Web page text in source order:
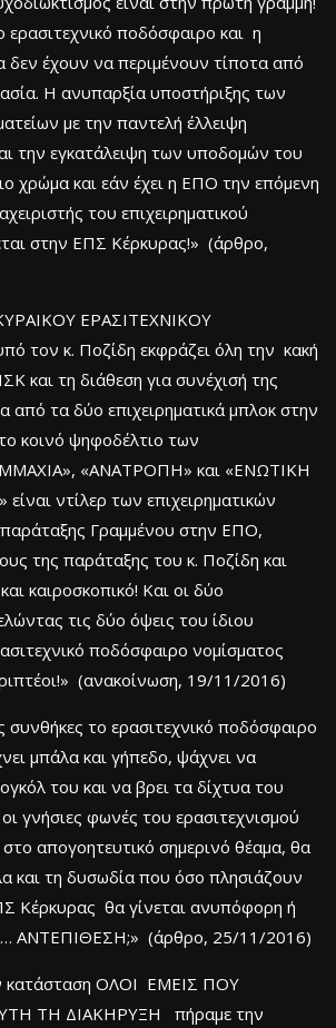
ερασιτεχνικό ποδόσφαιρο και η
δεν έχουν να περιμένουν τίποτα από
Η ανυπαρξία υποστήριξης των
με την παντελή έλλειψη
την εγκατάλειψη των υποδομών του
χρώμα και εάν έχει η ΕΠΟ την επόμενη
του επιχειρηματικού
στην ΕΠΣ Κέρκυρας!» (άρθρο,
ΕΡΑΣΙΤΕΧΝΙΚΟΥ
τον κ. Ποζίδη εκφράζει όλη την κακή
και τη διάθεση για συνέχισή της
από τα δύο επιχειρηματικά μπλοκ στην
κοινό ψηφοδέλτιο των
«ΑΝΑΤΡΟΠΗ» και «ΕΝΩΤΙΚΗ
ντίλερ των επιχειρηματικών
Γραμμένου στην ΕΠΟ,
της παράταξης του κ. Ποζίδη και
καιροσκοπικό! Και οι δύο
τις δύο όψεις του ίδιου
ποδόσφαιρο νομίσματος
(ανακοίνωση, 19/11/2016)
συνθήκες το ερασιτεχνικό ποδόσφαιρο
μπάλα και γήπεδο, ψάχνει να
του και να βρει τα δίχτυα του
γνήσιες φωνές του ερασιτεχνισμού
απογοητευτικό σημερινό θέαμα, θα
και τη δυσωδία που όσο πλησιάζουν
Κέρκυρας θα γίνεται ανυπόφορη ή
ΑΝΤΕΠΙΘΕΣΗ;» (άρθρο, 25/11/2016)
κατάσταση ΟΛΟΙ ΕΜΕΙΣ ΠΟΥ
ΤΗ ΔΙΑΚΗΡΥΞΗ πήραμε την